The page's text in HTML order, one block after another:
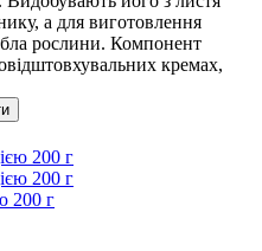
а для виготовлення
рослини. Компонент
кремах,
200 г